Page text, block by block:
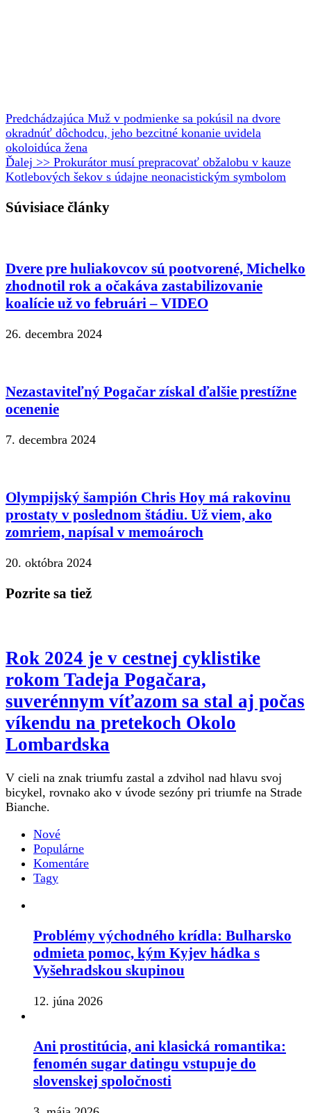
Predchádzajúca Muž v podmienke sa pokúsil na dvore
okradnúť dôchodcu, jeho bezcitné konanie uvidela
okoloidúca žena
Ďalej >> Prokurátor musí prepracovať obžalobu v kauze
Kotlebových šekov s údajne neonacistickým symbolom
Súvisiace články
Dvere pre huliakovcov sú pootvorené, Michelko
zhodnotil rok a očakáva zastabilizovanie
koalície už vo februári – VIDEO
26. decembra 2024
Nezastaviteľný Pogačar získal ďalšie prestížne
ocenenie
7. decembra 2024
Olympijský šampión Chris Hoy má rakovinu
prostaty v poslednom štádiu. Už viem, ako
zomriem, napísal v memoároch
20. októbra 2024
Pozrite sa tiež
Rok 2024 je v cestnej cyklistike
rokom Tadeja Pogačara,
suverénnym víťazom sa stal aj počas
víkendu na pretekoch Okolo
Lombardska
V cieli na znak triumfu zastal a zdvihol nad hlavu svoj
bicykel, rovnako ako v úvode sezóny pri triumfe na Strade
Bianche.
Nové
Populárne
Komentáre
Tagy
Problémy východného krídla: Bulharsko
odmieta pomoc, kým Kyjev hádka s
Vyšehradskou skupinou
12. júna 2026
Ani prostitúcia, ani klasická romantika:
fenomén sugar datingu vstupuje do
slovenskej spoločnosti